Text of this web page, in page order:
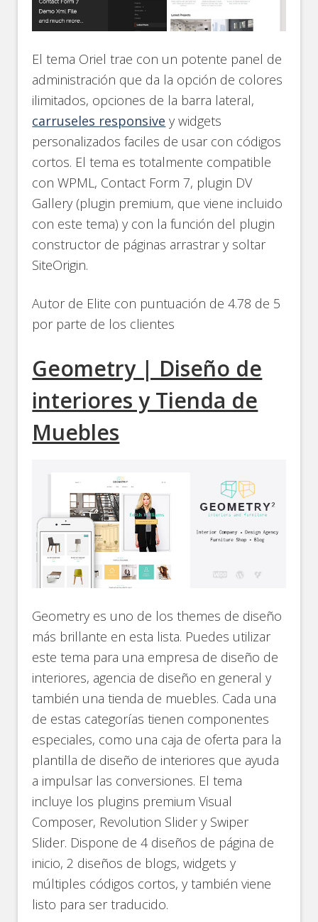
El tema Oriel trae con un potente panel de
administración que da la opción de colores
ilimitados, opciones de la barra lateral,
carruseles responsive y widgets
personalizados faciles de usar con códigos
cortos. El tema es totalmente compatible
con WPML, Contact Form 7, plugin DV
Gallery (plugin premium, que viene incluido
con este tema) y con la función del plugin
constructor de páginas arrastrar y soltar
SiteOrigin.
Autor de Elite con puntuación de 4.78 de 5
por parte de los clientes
Geometry | Diseño de
interiores y Tienda de
Muebles
Geometry es uno de los themes de diseño
más brillante en esta lista. Puedes utilizar
este tema para una empresa de diseño de
interiores, agencia de diseño en general y
también una tienda de muebles. Cada una
de estas categorías tienen componentes
especiales, como una caja de oferta para la
plantilla de diseño de interiores que ayuda
a impulsar las conversiones. El tema
incluye los plugins premium Visual
Composer, Revolution Slider y Swiper
Slider. Dispone de 4 diseños de página de
inicio, 2 diseños de blogs, widgets y
múltiples códigos cortos, y también viene
listo para ser traducido.